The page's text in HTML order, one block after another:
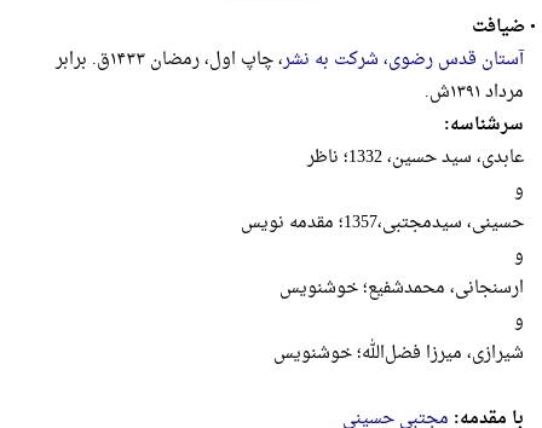
•ضیافت
آستان قدس رضوی، شرکت به نشر
، چاپ اول، رمضان ۱۴۳۳ق. برابر
مرداد ۱۳۹۱ش.
سرشناسه:
عابدی، سید حسین، 1332؛ ناظر
و
حسینی، سیدمجتبی،1357؛ مقدمه نویس
و
ارسنجانی، محمدشفیع؛ خوشنویس
و
شیرازی، میرزا فضل‌الله؛ خوشنویس
با مقدمه: مجتبی حسینی